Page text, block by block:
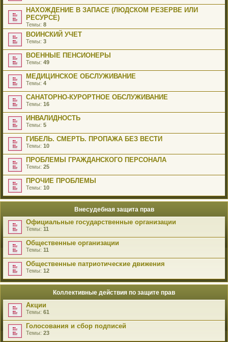
НАХОЖДЕНИЕ В ЗАПАСЕ (ЛЮДСКОМ РЕЗЕРВЕ ИЛИ
РЕСУРСЕ)
Темы: 8
ВОИНСКИЙ УЧЕТ
Темы: 3
ВОЕННЫЕ ПЕНСИОНЕРЫ
Темы: 49
МЕДИЦИНСКОЕ ОБСЛУЖИВАНИЕ
Темы: 4
САНАТОРНО-КУРОРТНОЕ ОБСЛУЖИВАНИЕ
Темы: 16
ИНВАЛИДНОСТЬ
Темы: 5
ГИБЕЛЬ. СМЕРТЬ. ПРОПАЖА БЕЗ ВЕСТИ
Темы: 10
ПРОБЛЕМЫ ГРАЖДАНСКОГО ПЕРСОНАЛА
Темы: 25
ПРОЧИЕ ПРОБЛЕМЫ
Темы: 10
Внесудебная защита прав
Официальные государственные организации
Темы: 11
Общественные организации
Темы: 11
Общественные патриотические движения
Темы: 12
Коллективные действия по защите прав
Акции
Темы: 61
Голосования и сбор подписей
Темы: 23